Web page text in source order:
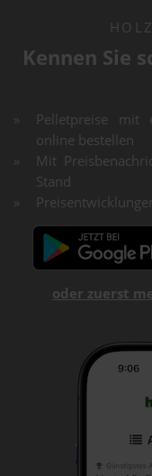
Kennen Sie
Pelletpreise mit
online bestellen
Mit
Stand
oder zuerst